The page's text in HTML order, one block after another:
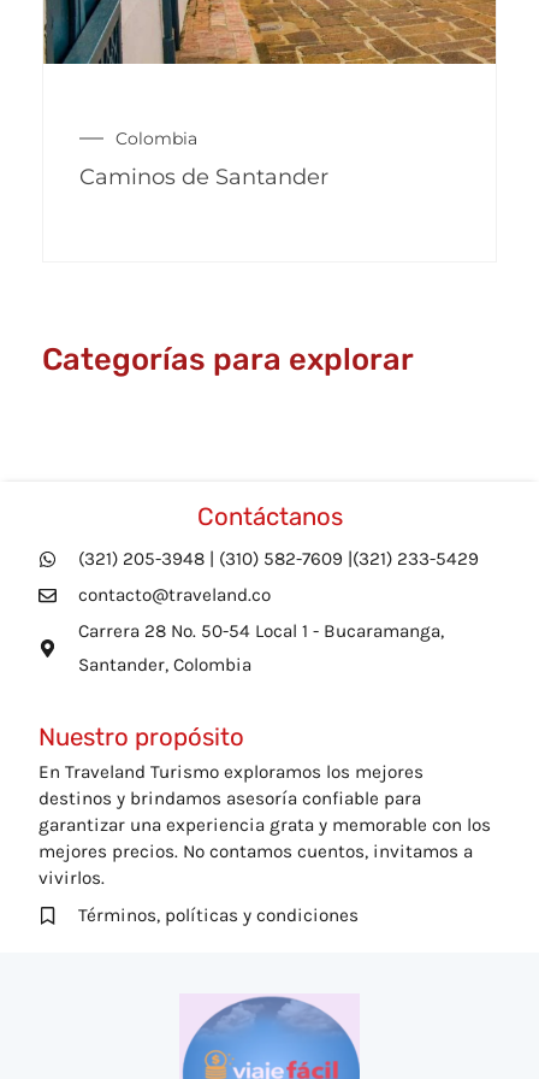
Colombia
Caminos de Santander
Categorías para explorar
Contáctanos
(321) 205-3948 | (310) 582-7609 |(321) 233-5429
contacto@traveland.co
Carrera 28 No. 50-54 Local 1 - Bucaramanga,
Santander, Colombia
Nuestro propósito
En Traveland Turismo exploramos los mejores
destinos y brindamos asesoría confiable para
garantizar una experiencia grata y memorable con los
mejores precios. No contamos cuentos, invitamos a
vivirlos.
Términos, políticas y condiciones